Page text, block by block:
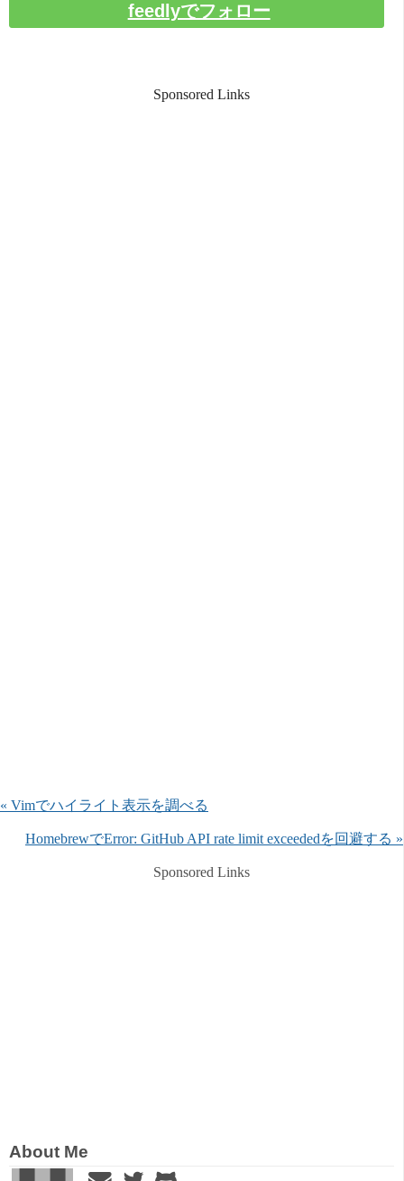
feedlyでフォロー
Sponsored Links
« Vimでハイライト表示を調べる
HomebrewでError: GitHub API rate limit exceededを回避する »
Sponsored Links
About Me